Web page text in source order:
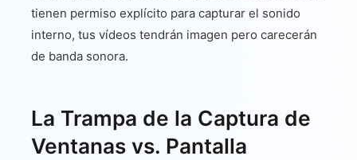
tienen permiso explícito para capturar el sonido
interno, tus vídeos tendrán imagen pero carecerán
de banda sonora.
La Trampa de la Captura de
Ventanas vs. Pantalla